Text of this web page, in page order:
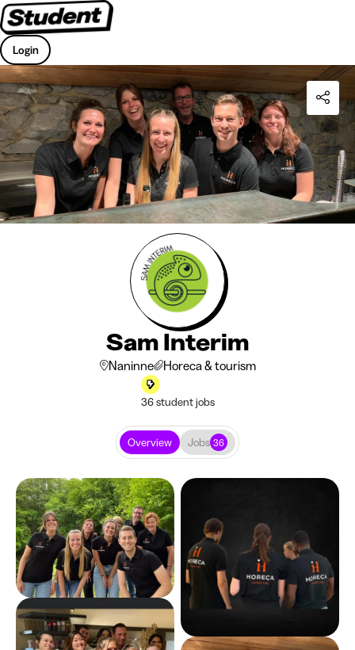
Login
Sam Interim
Naninne Horeca & tourism
36 student jobs
Overview Jobs 36